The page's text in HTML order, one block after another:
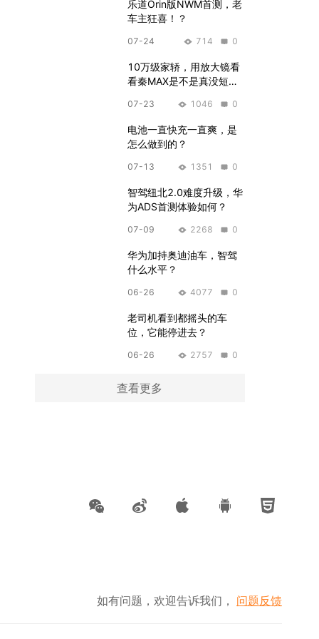
乐道Orin版NWM首测，老
车主狂喜！？
07-24 714 0
10万级家轿，用放大镜看
看秦MAX是不是真没短
07-23 1046 0
电池一直快充一直爽，是
怎么做到的？
07-13 1351 0
智驾纽北2.0难度升级，华
为ADS首测体验如何？
07-09 2268 0
华为加持奥迪油车，智驾
什么水平？
06-26 4077 0
老司机看到都摇头的车
位，它能停进去？
06-26 2757 0
查看更多
如有问题，欢迎告诉我们， 问题反馈